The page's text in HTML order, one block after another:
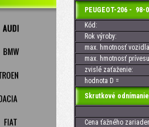
PEUGEOT-206 - 98-
Kód:
Rok výroby:
max. hmotnosť
max. hmotnosť
zvislé zaťaženie:
hodnota D =
Skrutkové
Cena ťažného